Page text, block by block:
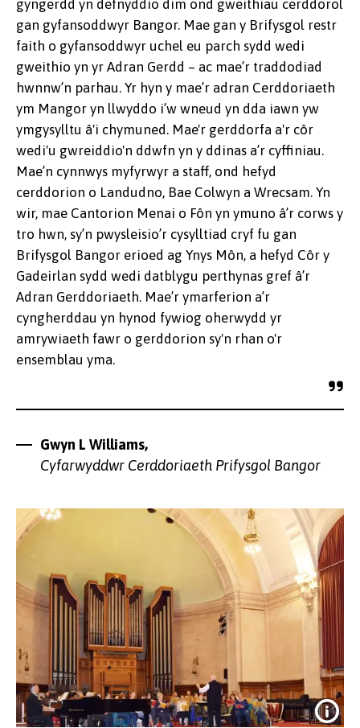
gyngerdd yn defnyddio dim ond gweithiau cerddorol
gan gyfansoddwyr Bangor. Mae gan y Brifysgol restr
faith o gyfansoddwyr uchel eu parch sydd wedi
gweithio yn yr Adran Gerdd – ac mae’r traddodiad
hwnnw’n parhau. Yr hyn y mae’r adran Cerddoriaeth
ym Mangor yn llwyddo i’w wneud yn dda iawn yw
ymgysylltu â'i chymuned. Mae'r gerddorfa a'r côr
wedi'u gwreiddio'n ddwfn yn y ddinas a’r cyffiniau.
Mae’n cynnwys myfyrwyr a staff, ond hefyd
cerddorion o Landudno, Bae Colwyn a Wrecsam. Yn
wir, mae Cantorion Menai o Fôn yn ymuno â’r corws y
tro hwn, sy’n pwysleisio’r cysylltiad cryf fu gan
Brifysgol Bangor erioed ag Ynys Môn, a hefyd Côr y
Gadeirlan sydd wedi datblygu perthynas gref â’r
Adran Gerddoriaeth. Mae’r ymarferion a’r
cyngherddau yn hynod fywiog oherwydd yr
amrywiaeth fawr o gerddorion sy'n rhan o'r
ensemblau yma.
Gwyn L Williams,
Cyfarwyddwr Cerddoriaeth Prifysgol Bangor